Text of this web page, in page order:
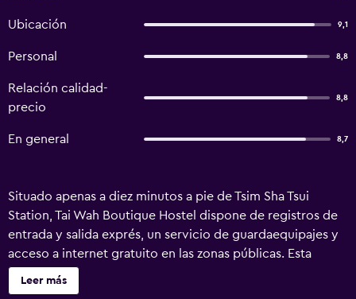
Ubicación 9,1
Personal 8,8
Relación calidad-
precio
8,8
En general 8,7
Situado apenas a diez minutos a pie de Tsim Sha Tsui
Station, Tai Wah Boutique Hostel dispone de registros de
entrada y salida exprés, un servicio de guardaequipajes y
acceso a internet gratuito en las zonas públicas. Esta
propiedad ofrece un emplazamiento estupendo en Tsim
Sha Tsui. El hostal ofrece 8 habitaciones y ha sido
Leer más